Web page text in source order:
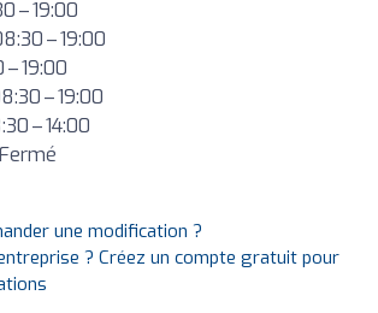
– 19:00
– 19:00
19:00
– 19:00
– 14:00
une modification ?
? Créez un compte gratuit pour